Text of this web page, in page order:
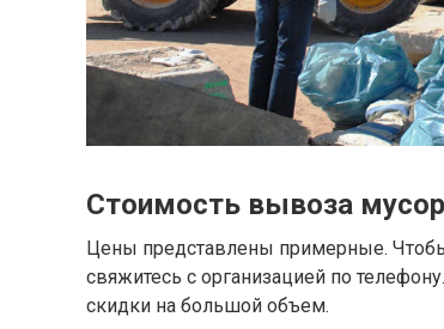
Стоимость вывоза
Цены представлены примерные. Чтобы
свяжитесь с организацией по
скидки на большой объем.